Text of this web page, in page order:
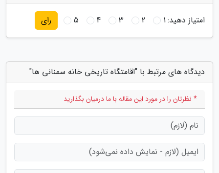
امتیاز دهید:1
2
3
4
5 رای
دیدگاه های مرتبط با "اقامتگاه تاریخی خانه سمنانی ها"
* نظرتان را در مورد این مقاله با ما درمیان بگذارید